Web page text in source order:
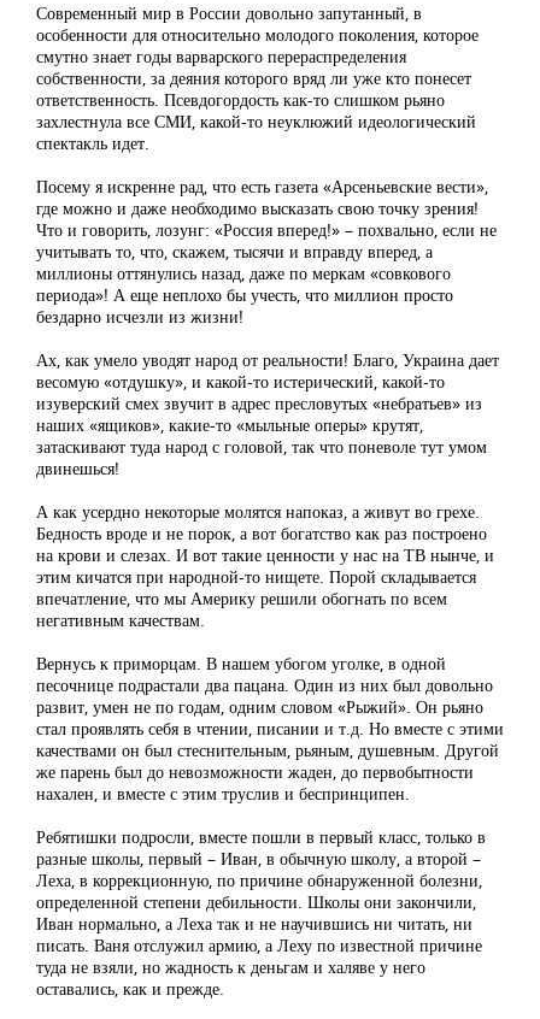
Современный мир в России довольно запутанный, в
особенности для относительно молодого поколения, которое
смутно знает годы варварского перераспределения
собственности, за деяния которого вряд ли уже кто понесет
ответственность. Псевдогордость как-то слишком рьяно
захлестнула все СМИ, какой-то неуклюжий идеологический
спектакль идет.
Посему я искренне рад, что есть газета «Арсеньевские вести»,
где можно и даже необходимо высказать свою точку зрения!
Что и говорить, лозунг: «Россия вперед!» – похвально, если не
учитывать то, что, скажем, тысячи и вправду вперед, а
миллионы оттянулись назад, даже по меркам «совкового
периода»! А еще неплохо бы учесть, что миллион просто
бездарно исчезли из жизни!
Ах, как умело уводят народ от реальности! Благо, Украина дает
весомую «отдушку», и какой-то истерический, какой-то
изуверский смех звучит в адрес пресловутых «небратьев» из
наших «ящиков», какие-то «мыльные оперы» крутят,
затаскивают туда народ с головой, так что поневоле тут умом
двинешься!
А как усердно некоторые молятся напоказ, а живут во грехе.
Бедность вроде и не порок, а вот богатство как раз построено
на крови и слезах. И вот такие ценности у нас на ТВ нынче, и
этим кичатся при народной-то нищете. Порой складывается
впечатление, что мы Америку решили обогнать по всем
негативным качествам.
Вернусь к приморцам. В нашем убогом уголке, в одной
песочнице подрастали два пацана. Один из них был довольно
развит, умен не по годам, одним словом «Рыжий». Он рьяно
стал проявлять себя в чтении, писании и т.д. Но вместе с этими
качествами он был стеснительным, рьяным, душевным. Другой
же парень был до невозможности жаден, до первобытности
нахален, и вместе с этим труслив и беспринципен.
Ребятишки подросли, вместе пошли в первый класс, только в
разные школы, первый – Иван, в обычную школу, а второй –
Леха, в коррекционную, по причине обнаруженной болезни,
определенной степени дебильности. Школы они закончили,
Иван нормально, а Леха так и не научившись ни читать, ни
писать. Ваня отслужил армию, а Леху по известной причине
туда не взяли, но жадность к деньгам и халяве у него
оставались, как и прежде.